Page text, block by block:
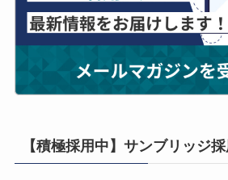
【積極採用中】サンブリッジ